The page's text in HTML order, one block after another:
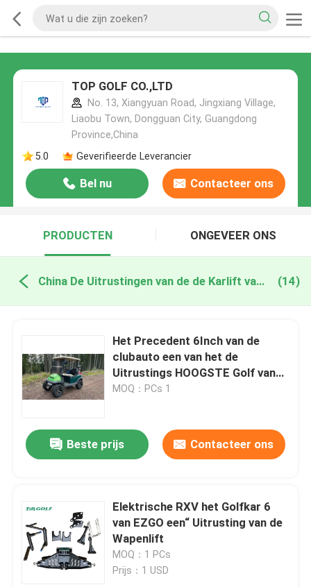
TOP GOLF CO.,LTD
No. 13, Xiangyuan Road, Jingxiang Village,
Liaobu Town, Dongguan City, Guangdong
Province,China
5.0
Geverifieerde Leverancier
Bel nu Contacteer ons
PRODUCTEN ONGEVEER ONS
China De Uitrustingen van de de Karlift van het clubgolf (14)
Het Precedent 6Inch van de
clubauto een van het de
Uitrustings HOOGSTE Golf van
de Wapenlift het Staal Materiële
MOQ：PCs 1
Beste prijs Contacteer ons
Elektrische RXV het Golfkar 6
van EZGO een“ Uitrusting van de
Wapenlift
MOQ：1 PCs
Prijs：1 USD